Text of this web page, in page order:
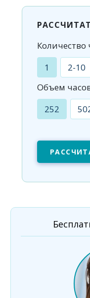
Количество
1
2-10
Объем
252